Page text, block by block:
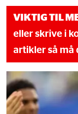
VIKTIG TIL
eller skrive i
artikler så